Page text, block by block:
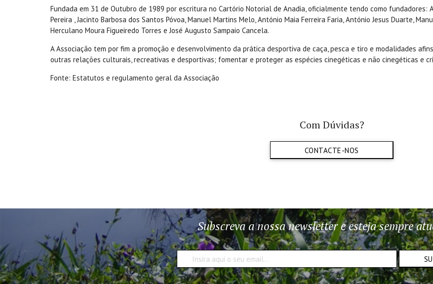
Fundada em 31 de Outubro de 1989 por escritura no Cartório Notorial de Anadia, oficialmente tendo como fundadores:
Pereira , Jacinto Barbosa dos Santos Póvoa, Manuel Martins Melo, António Maia Ferreira Faria, António Jesus Duarte,
Herculano Moura Figueiredo Torres e José Augusto Sampaio Cancela.
A Associação tem por fim a promoção e desenvolvimento da prática desportiva de caça, pesca e tiro e modalidades
outras relações culturais, recreativas e desportivas; fomentar e proteger as espécies cinegéticas e não cinegéticas e
Fonte: Estatutos e regulamento geral da Associação
Com Dúvidas?
CONTACTE-NOS
Subscreva a nossa newsletter e esteja sempre